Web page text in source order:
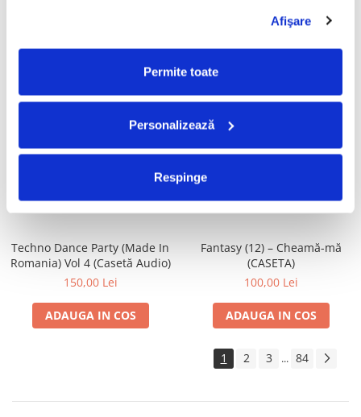
Afişare
Permite toate
Personalizează
Respinge
100,00 Lei
Satan's Satyrs – Die
Gaz pe Foc – Lasă-mă Să Te
Techno Dance Party (Made In
Romania) Vol 4 (Casetă Audio)
150,00 Lei
ADAUGA IN COS
Fantasy (12) – Cheamă-mă
(CASETA)
100,00 Lei
ADAUGA IN COS
1 2 3 ... 84